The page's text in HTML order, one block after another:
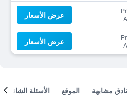
عرض الأسعار
عرض الأسعار
مشابهة الموقع الأسئلة الشائعة